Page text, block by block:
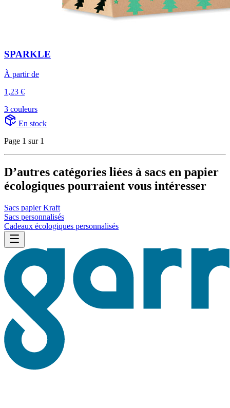
SPARKLE
À partir de
1,23 €
3 couleurs
En stock
Page 1 sur 1
D’autres catégories liées à sacs en papier
écologiques pourraient vous intéresser
Sacs papier Kraft
Sacs personnalisés
Cadeaux écologiques personnalisés